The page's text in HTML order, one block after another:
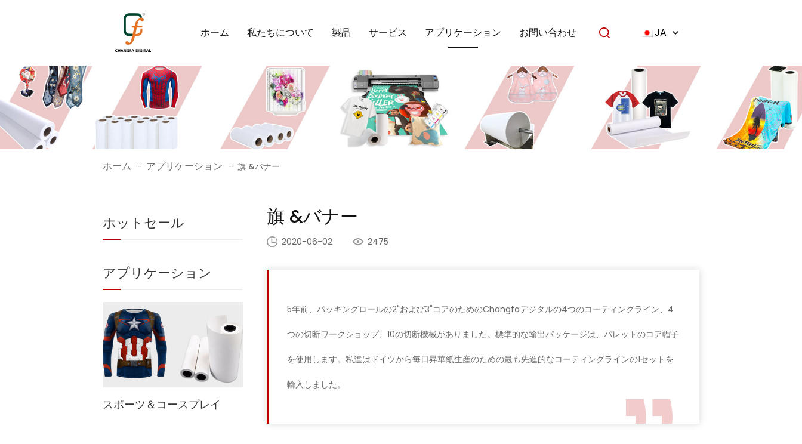
JA
ホーム 私たちについて 製品 サービス アプリケーション お問い合わせ
ホーム - アプリケーション - 旗 &バナー
ホットセール
アプリケーション
スポーツ＆コースプレイ
旗 &バナー
2020-06-02 2475
5年前、パッキングロールの2"および3"コアのためのChangfaデジタルの4つのコーティングライン、4
つの切断ワークショップ、10の切断機械がありました。標準的な輸出パッケージは、パレットのコア帽子
を使用します。私達はドイツから毎日昇華紙生産のための最も先進的なコーティングラインの1セットを
輸入しました。